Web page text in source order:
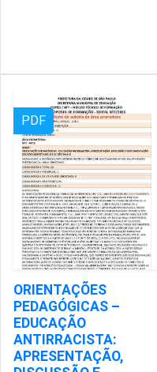
PDF
ORIENTAÇÕES
PEDAGÓGICAS –
EDUCAÇÃO
ANTIRRACISTA:
APRESENTAÇÃO,